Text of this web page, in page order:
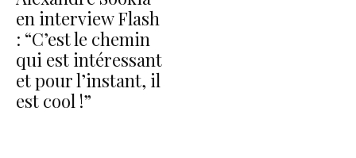
en interview Flash
: “C’est le chemin
qui est intéressant
et pour l’instant, il
est cool !”